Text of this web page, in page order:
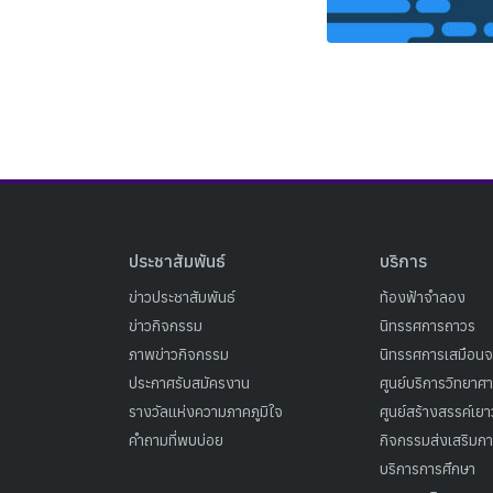
ประชาสัมพันธ์
ข่าวประชาสัมพันธ์
ข่าวกิจกรรม
ภาพข่าวกิจกรรม
ประกาศรับสมัครงาน
รางวัลแห่งความภาคภูมิใจ
คำถามที่พบบ่อย
บริการ
ท้องฟ้าจำลอง
นิทรรศการถาวร
นิทรรศการเสมือน
ศูนย์บริการวิทยาศ
ศูนย์สร้างสรรค์เย
กิจกรรมส่งเสริมก
บริการการศึกษา